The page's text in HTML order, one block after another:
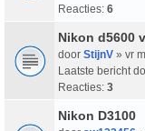
Reacties: 6
Nikon d5600
door StijnV » vr
Laatste bericht
Reacties: 3
Nikon D3100